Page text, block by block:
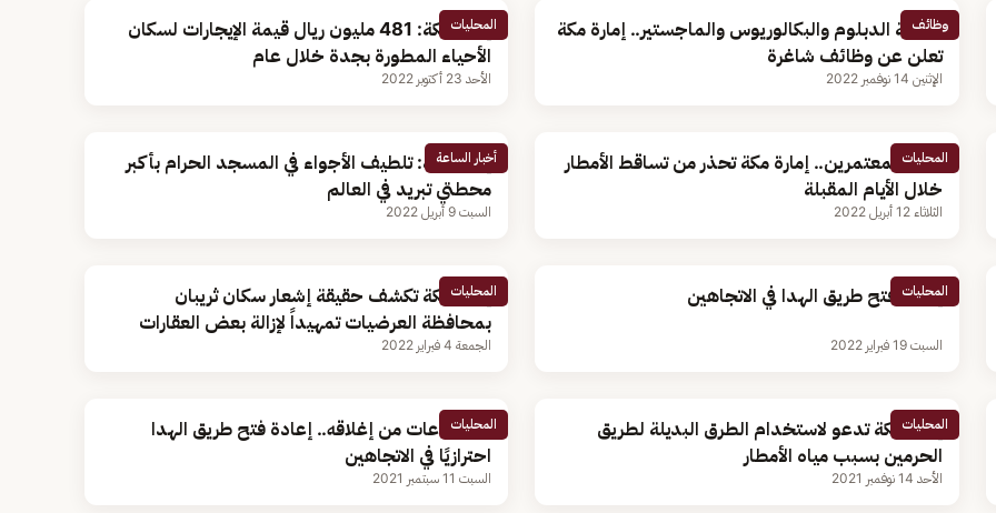
وظائف
لحملة الدبلوم والبكالوريوس والماجستير.. إمارة مكة
تعلن عن وظائف شاغرة
الإثنين 14 نوفمبر 2022
المحليات
إمارة مكة: 481 مليون ريال قيمة الإيجارات لسكان
الأحياء المطورة بجدة خلال عام
الأحد 23 أكتوبر 2022
المحليات
تنبيه للمعتمرين.. إمارة مكة تحذر من تساقط الأمطار
خلال الأيام المقبلة
الثلاثاء 12 أبريل 2022
أخبار الساعة
إمارة مكة: تلطيف الأجواء في المسجد الحرام بأكبر
محطتي تبريد في العالم
السبت 9 أبريل 2022
المحليات
إعادة فتح طريق الهدا في الاتجاهين
السبت 19 فبراير 2022
المحليات
إمارة مكة تكشف حقيقة إشعار سكان ثريبان
بمحافظة العرضيات تمهيداً لإزالة بعض العقارات
الجمعة 4 فبراير 2022
المحليات
إمارة مكة تدعو لاستخدام الطرق البديلة لطريق
الحرمين بسبب مياه الأمطار
الأحد 14 نوفمبر 2021
المحليات
بعد ساعات من إغلاقه.. إعادة فتح طريق الهدا
احترازيًا في الاتجاهين
السبت 11 سبتمبر 2021